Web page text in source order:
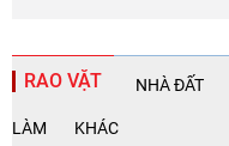
RAO VẶT NHÀ ĐẤT
LÀM KHÁC